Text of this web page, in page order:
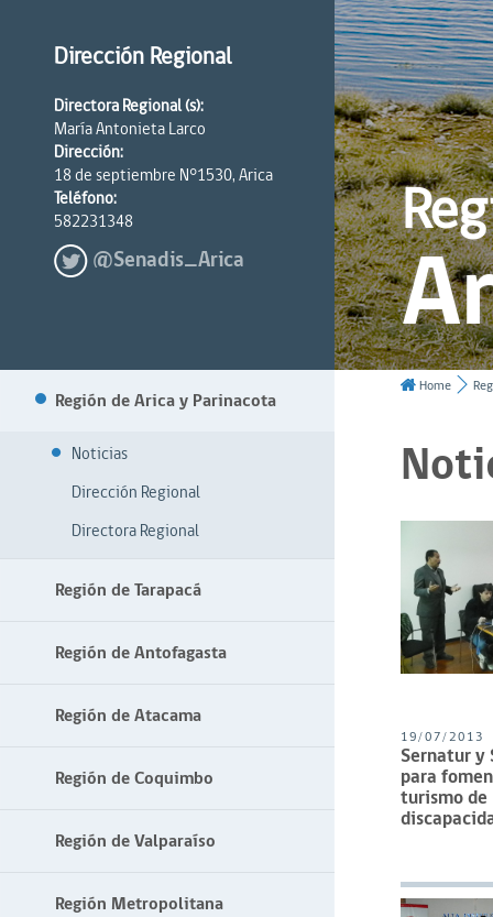
Dirección Regional
Directora Regional (s):
María Antonieta Larco
Dirección:
18 de septiembre N°1530, Arica
Teléfono:
582231348
@Senadis_Arica
Región de Arica y Parinacota
Noticias
Dirección Regional
Directora Regional
Región de Tarapacá
Región de Antofagasta
Región de Atacama
Región de Coquimbo
Región de Valparaíso
Región Metropolitana
Home
19/07/2013
Sernatur y
para
turismo de